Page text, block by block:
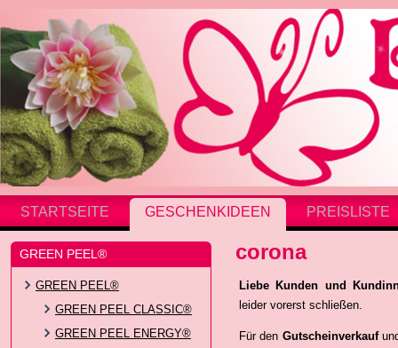
STARTSEITE GESCHENKIDEEN PREISLISTE
GREEN PEEL®
GREEN PEEL®
GREEN PEEL CLASSIC®
GREEN PEEL ENERGY®
corona
Liebe Kunden und
leider vorerst schließen.
Für den Gutscheinverkauf